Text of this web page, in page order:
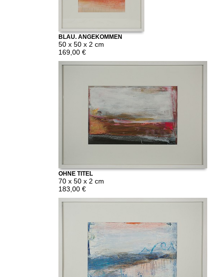
BLAU, ANGEKOMMEN
50 x 50 x 2 cm
169,00 €
OHNE TITEL
70 x 50 x 2 cm
183,00 €